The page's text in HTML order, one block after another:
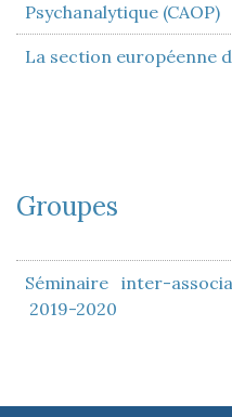
Psychanalytique (CAOP)
La section européenne
Groupes
Séminaire inter-
2019-2020